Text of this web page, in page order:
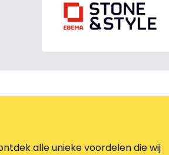
alle unieke voordelen die wij